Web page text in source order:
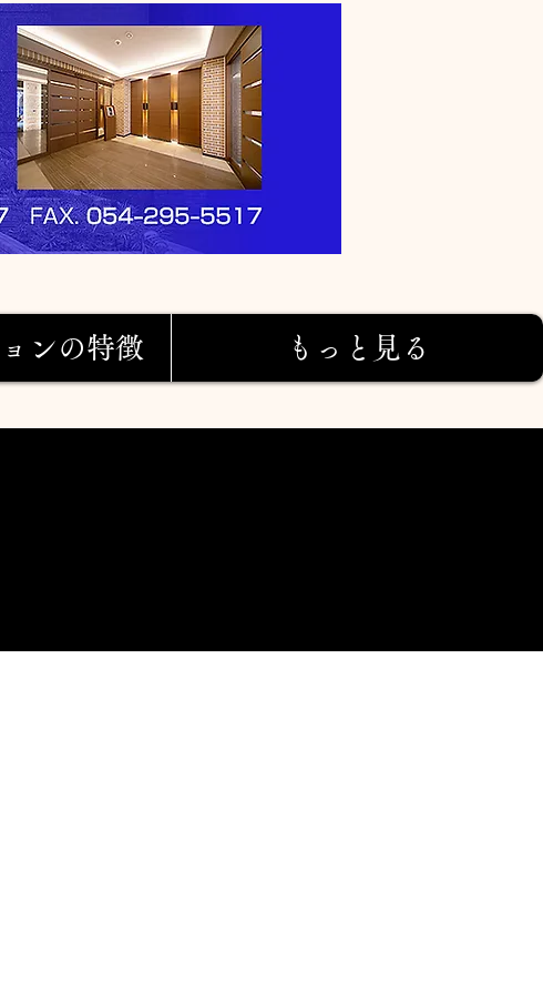
ンの特徴 もっと見る